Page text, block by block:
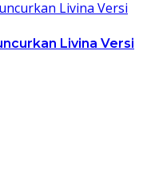
Livina Versi